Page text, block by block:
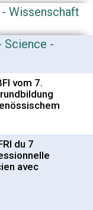
Wissenschaft
Science -
vom 7.
du 7
avec